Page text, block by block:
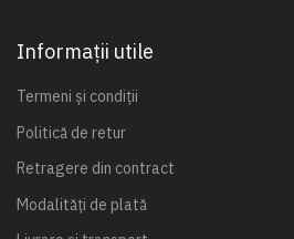
Informații utile
Termeni și condiții
Politică de retur
Retragere din contract
Modalități de plată